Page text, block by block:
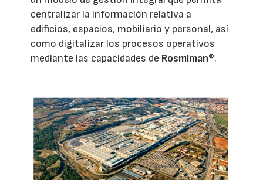
centralizar la información relativa a
edificios, espacios, mobiliario y personal, así
como digitalizar los procesos operativos
mediante las capacidades de Rosmiman®.